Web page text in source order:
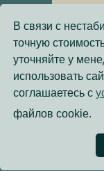
Согласие
В связи с
точную
уточняйте у
использовать
соглашаетесь с
файлов cookie.